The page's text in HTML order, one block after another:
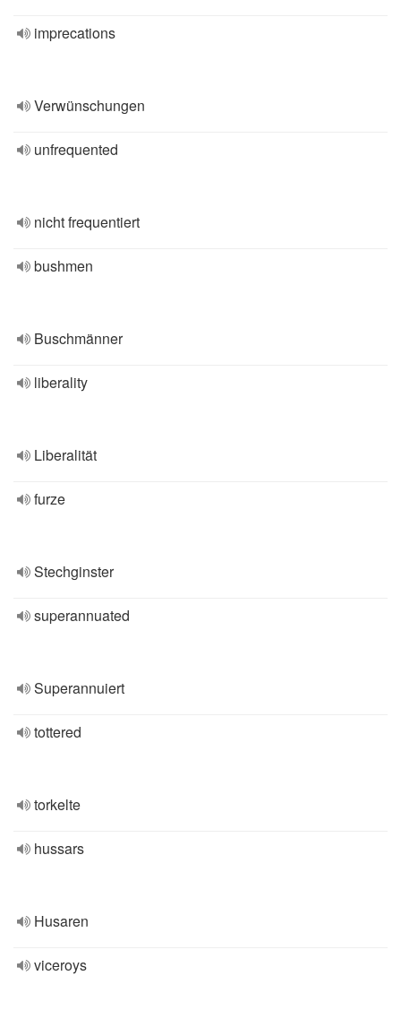
imprecations
Verwünschungen
unfrequented
nicht frequentiert
bushmen
Buschmänner
liberality
Liberalität
furze
Stechginster
superannuated
Superannuiert
tottered
torkelte
hussars
Husaren
viceroys